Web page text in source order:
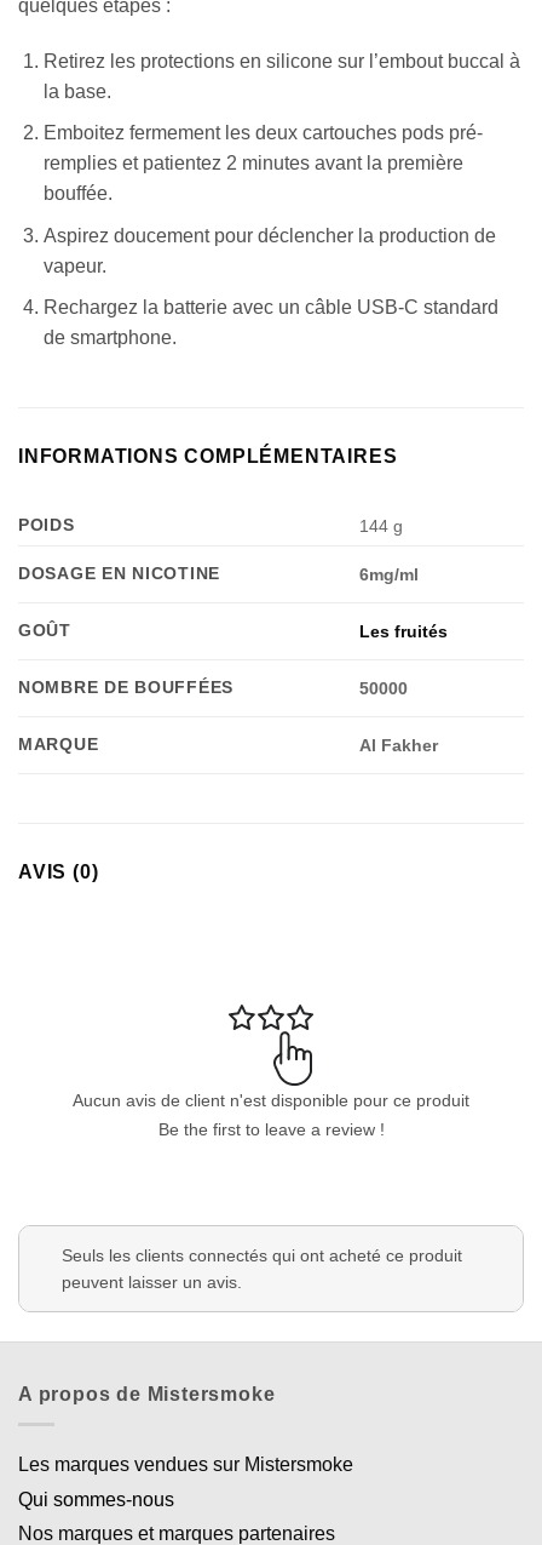
quelques étapes :
Retirez les protections en silicone sur l’embout buccal à
la base.
Emboitez fermement les deux cartouches pods pré-
remplies et patientez 2 minutes avant la première
bouffée.
Aspirez doucement pour déclencher la production de
vapeur.
Rechargez la batterie avec un câble USB-C standard
de smartphone.
INFORMATIONS COMPLÉMENTAIRES
POIDS 144 g
DOSAGE EN NICOTINE 6mg/ml
GOÛT Les fruités
NOMBRE DE BOUFFÉES 50000
MARQUE Al Fakher
AVIS (0)
Aucun avis de client n'est disponible pour ce produit
Be the first to leave a review !
Seuls les clients connectés qui ont acheté ce produit
peuvent laisser un avis.
A propos de Mistersmoke
Les marques vendues sur Mistersmoke
Qui sommes-nous
Nos marques et marques partenaires